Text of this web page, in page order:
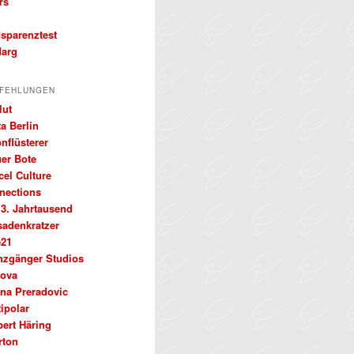
Berlin
Bote
Culture
Jahrtausend
Studios
Preradovic
Häring